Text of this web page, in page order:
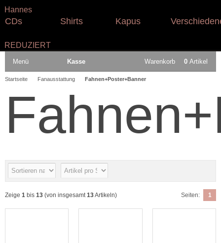
Hannes
CDs Shirts Kapus
REDUZIERT
Menü Kasse Warenkorb 0 Artikel
Startseite Fanausstattung Fahnen+Poster+Banner
Zeige 1 bis 13 (von insgesamt13Artikeln) Seiten: 1